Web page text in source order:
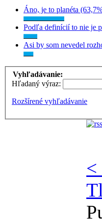
Áno, je to planéta
Podľa definícií to nie je
Asi by som nevedel
Vyhľadávanie:
Hľadaný výraz:
Rozšírené vyhľadávanie
<